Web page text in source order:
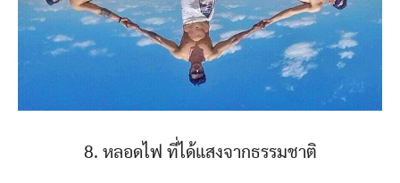
8. หลอดไฟ ที่ได้แสงจากธรรมชาติ